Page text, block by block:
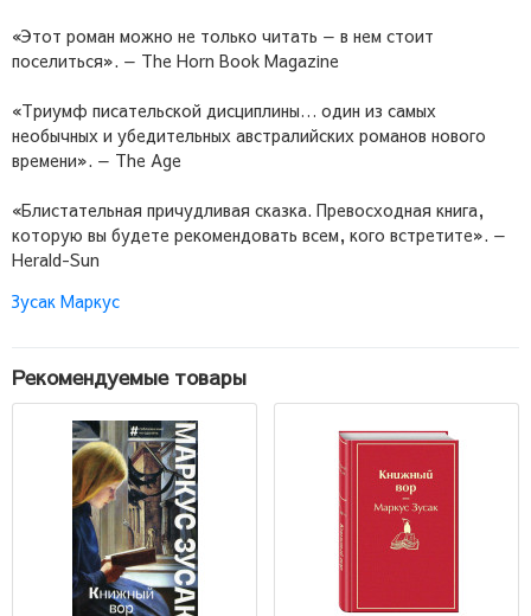
«Этот роман можно не только читать — в нем стоит
поселиться». — The Horn Book Magazine
«Триумф писательской дисциплины… один из самых
необычных и убедительных австралийских романов нового
времени». — The Age
«Блистательная причудливая сказка. Превосходная книга,
которую вы будете рекомендовать всем, кого встретите». —
Herald-Sun
Зусак Маркус
Рекомендуемые товары